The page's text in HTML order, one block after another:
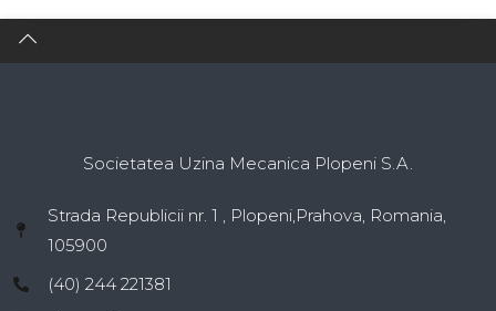
Societatea Uzina Mecanica Plopeni S.A.
Strada Republicii nr. 1 , Plopeni,Prahova, Romania,
105900
(40) 244 221381